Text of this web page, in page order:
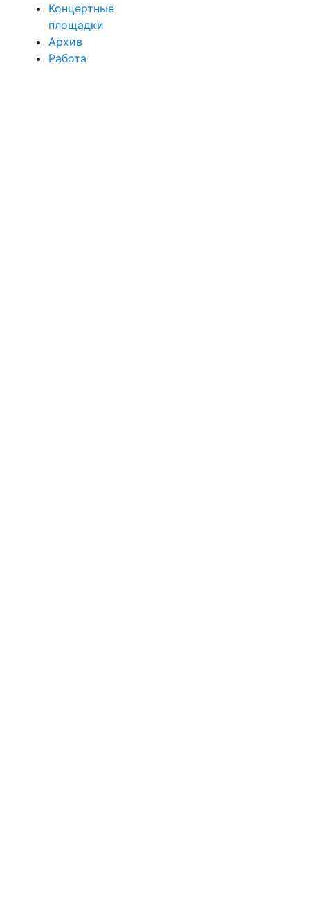
Концертные
площадки
Архив
Работа